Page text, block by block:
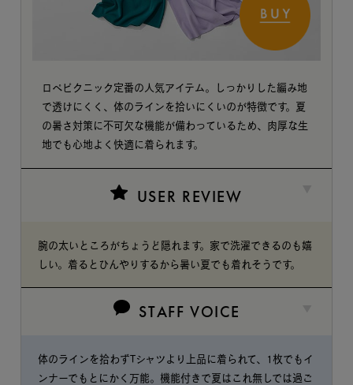
ロペピクニック定番の人気アイテム。しっかりした編み地
で透けにくく、体のラインを拾いにくいのが特徴です。夏
の暑さ対策に不可欠な機能が備わっているため、肉厚な生
地でも心地よく快適に着られます。
USER REVIEW
腕の太いところがちょうど隠れます。家で洗濯できるのも嬉
しい。着るとひんやりするから暑い夏でも着れそうです。
STAFF VOICE
体のラインを拾わずTシャツより上品に着られて、1枚でもイ
ンナーでもとにかく万能。機能付きで夏はこれ無しでは過ご